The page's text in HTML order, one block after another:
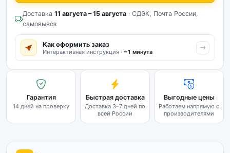
Доставка 11 августа – 15 августа · СДЭК, Почта России,
самовывоз
Как оформить заказ
Интерактивная инструкция · ~1 минута
Гарантия
14 дней на проверку
Быстрая доставка
Доставка 3–7 дней по
всей России
Выгодные цены
Работаем напрямую с
производителями